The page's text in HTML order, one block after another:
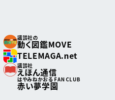
講談社の
動く図鑑MOVE
TELEMAGA.net
講談社
えほん通信
はやみねかおる FAN CLUB
赤い夢学園